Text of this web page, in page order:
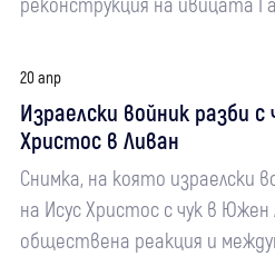
20 апр
Израелски войник разби
Христос в Ливан
Снимка, на която израелски
на Исус Христос с чук в Южен
обществена реакция и